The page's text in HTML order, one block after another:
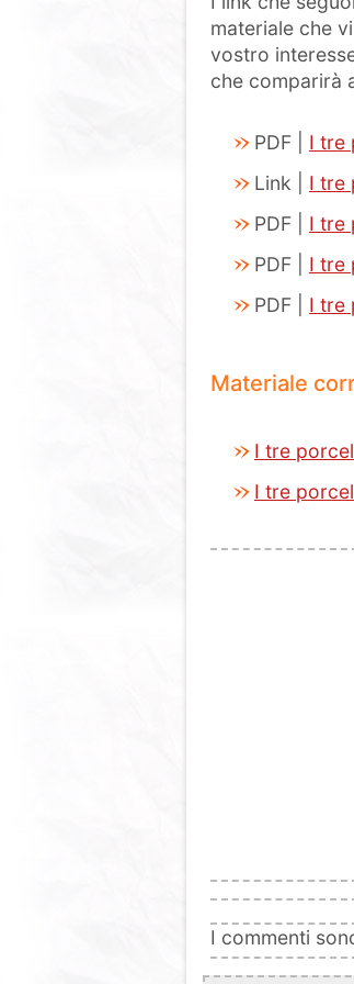
materiale che
vostro
che comparirà
PDF | I tre
Link | I tre
PDF | I tre
PDF | I tre
PDF | I tre
Materiale
I tre
I tre
I commenti